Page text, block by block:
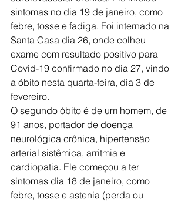
sintomas no dia 19 de janeiro, como
febre, tosse e fadiga. Foi internado na
Santa Casa dia 26, onde colheu
exame com resultado positivo para
Covid-19 confirmado no dia 27, vindo
a óbito nesta quarta-feira, dia 3 de
fevereiro.
O segundo óbito é de um homem, de
91 anos, portador de doença
neurológica crônica, hipertensão
arterial sistêmica, arritmia e
cardiopatia. Ele começou a ter
sintomas dia 18 de janeiro, como
febre, tosse e astenia (perda ou